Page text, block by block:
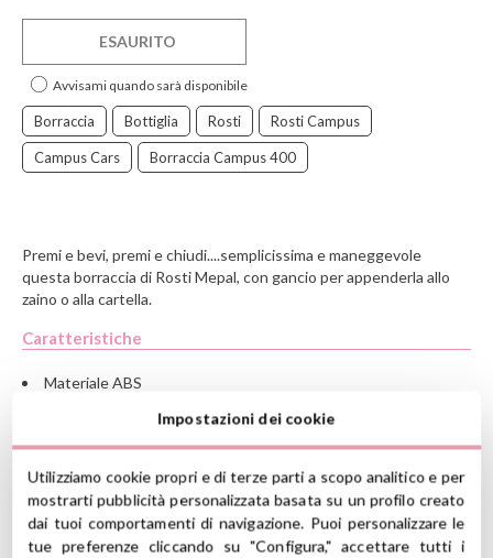
Avvisami quando sarà disponibile
ESAURITO
Borraccia Bottiglia Rosti Rosti Campus
Campus Cars Borraccia Campus 400
Premi e bevi, premi e chiudi....semplicissima e maneggevole
questa borraccia di Rosti Mepal, con gancio per appenderla allo
zaino o alla cartella.
Caratteristiche
Materiale ABS
Misura: 18.5 x 7.5 x 6.5cm
100% BPA FREE
Si può lavare nel cestello superiore della lavapiatti.
Non adatta al microonde
Ver información GPSR
Impostazioni dei cookie
Utilizziamo cookie propri e di terze parti a scopo analitico e per
mostrarti pubblicità personalizzata basata su un profilo creato
dai tuoi comportamenti di navigazione. Puoi personalizzare le
tue preferenze cliccando su "Configura," accettare tutti i